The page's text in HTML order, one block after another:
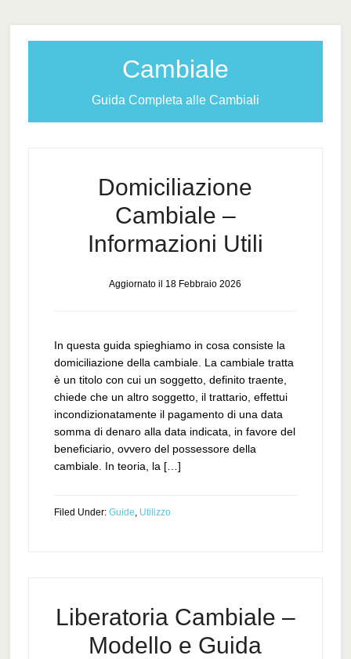
Cambiale
Guida Completa alle Cambiali
Domiciliazione
Cambiale –
Informazioni Utili
Aggiornato il 18 Febbraio 2026
In questa guida spieghiamo in cosa consiste la
domiciliazione della cambiale. La cambiale tratta
è un titolo con cui un soggetto, definito traente,
chiede che un altro soggetto, il trattario, effettui
incondizionatamente il pagamento di una data
somma di denaro alla data indicata, in favore del
beneficiario, ovvero del possessore della
cambiale. In teoria, la […]
Filed Under: Guide, Utilizzo
Liberatoria Cambiale –
Modello e Guida